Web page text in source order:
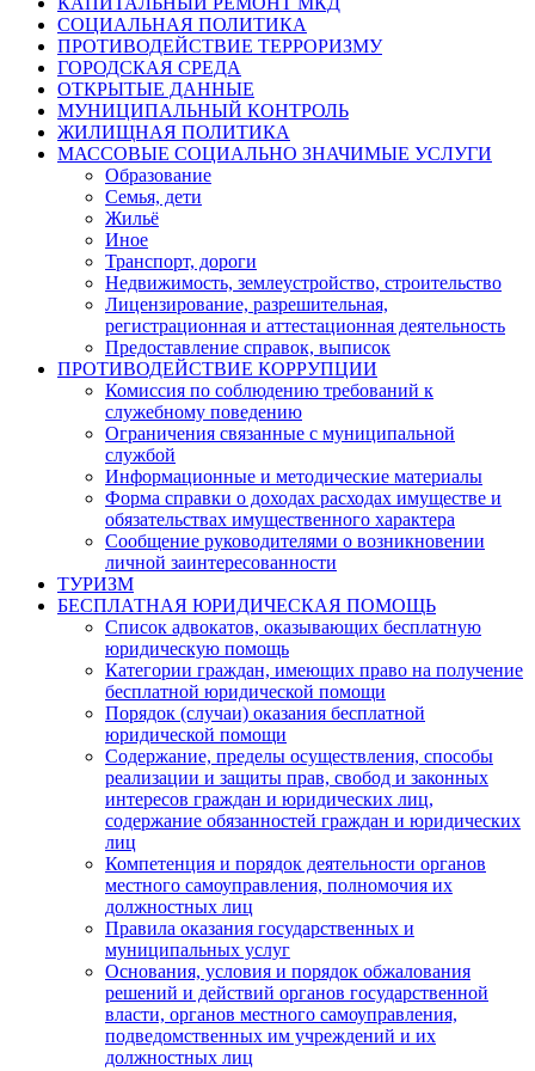
СОЦИАЛЬНАЯ ПОЛИТИКА
ПРОТИВОДЕЙСТВИЕ ТЕРРОРИЗМУ
ГОРОДСКАЯ СРЕДА
ОТКРЫТЫЕ ДАННЫЕ
МУНИЦИПАЛЬНЫЙ КОНТРОЛЬ
ЖИЛИЩНАЯ ПОЛИТИКА
МАССОВЫЕ СОЦИАЛЬНО ЗНАЧИМЫЕ УСЛУГИ
Образование
Семья, дети
Жильё
Иное
Транспорт, дороги
Недвижимость, землеустройство, строительство
Лицензирование, разрешительная,
регистрационная и аттестационная деятельность
Предоставление справок, выписок
ПРОТИВОДЕЙСТВИЕ КОРРУПЦИИ
Комиссия по соблюдению требований к
служебному поведению
Ограничения связанные с муниципальной
службой
Информационные и методические материалы
Форма справки о доходах расходах имуществе и
обязательствах имущественного характера
Сообщение руководителями о возникновении
личной заинтересованности
ТУРИЗМ
БЕСПЛАТНАЯ ЮРИДИЧЕСКАЯ ПОМОЩЬ
Список адвокатов, оказывающих бесплатную
юридическую помощь
Категории граждан, имеющих право на получение
бесплатной юридической помощи
Порядок (случаи) оказания бесплатной
юридической помощи
Содержание, пределы осуществления, способы
реализации и защиты прав, свобод и законных
интересов граждан и юридических лиц,
содержание обязанностей граждан и юридических
лиц
Компетенция и порядок деятельности органов
местного самоуправления, полномочия их
должностных лиц
Правила оказания государственных и
муниципальных услуг
Основания, условия и порядок обжалования
решений и действий органов государственной
власти, органов местного самоуправления,
подведомственных им учреждений и их
должностных лиц